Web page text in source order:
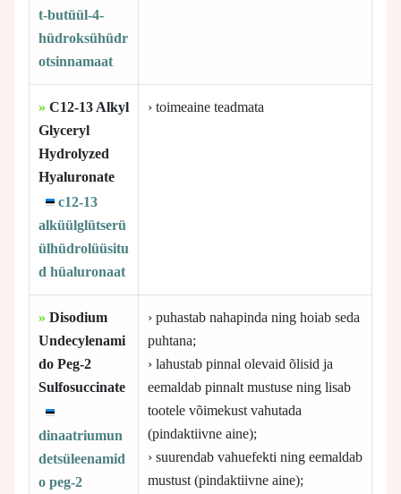
t-butüül-4-
hüdroksühüdr
otsinnamaat
» C12-13 Alkyl
Glyceryl
Hydrolyzed
Hyaluronate
c12-13
alküülglütserü
ülhüdrolüüsitu
d hüaluronaat
› toimeaine teadmata
» Disodium
Undecylenami
do Peg-2
Sulfosuccinate
dinaatriumun
detsüleenamid
o peg-2
› puhastab nahapinda ning hoiab seda
puhtana;
› lahustab pinnal olevaid õlisid ja
eemaldab pinnalt mustuse ning lisab
tootele võimekust vahutada
(pindaktiivne aine);
› suurendab vahuefekti ning eemaldab
mustust (pindaktiivne aine);